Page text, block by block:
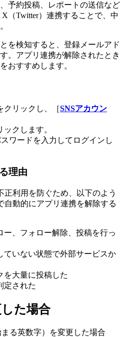
予約投稿、レポートの送信など
（Twitter）連携することで、中
を検知すると、登録メールアド
。アプリ連携が解除されたとき
おすすめします。
クリックし、［SNSアカウン
ックします。
ワードを入力してログインし
理由
正利用を防ぐため、以下のよう
自動的にアプリ連携を解除する
ー、フォロー解除、投稿を行っ
ていない状態で外部サービスか
を大量に投稿した
定された
た場合
る英数字）を変更した場合